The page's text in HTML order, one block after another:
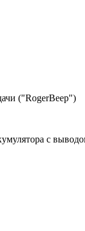
("RogerBeep")
с